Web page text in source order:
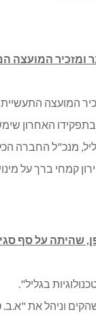
ומזכיר המועצה
לגזבר ומזכיר
האחרון
מנכ"ל החברה
קמחי ברך על
על סף
בגליל".
שהקים וניהל את